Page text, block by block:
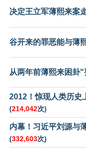
决定王立军薄熙来案
谷开来的罪恶能与薄
从两年前薄熙来困卦
2012！惊现人类历史
(214,042次)
内幕！习近平刘源与
(332,603次)